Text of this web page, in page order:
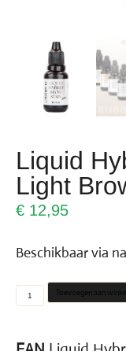
Liquid
Light
€ 12,95
Beschikbaar via
Toevoegen aan